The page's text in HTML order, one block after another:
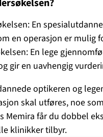
En
en operasjon er mulig
En lege
gir en uavhengig
optikeren og
skal utføres, noe
Memira får du dobbel
klinikker tilbyr.